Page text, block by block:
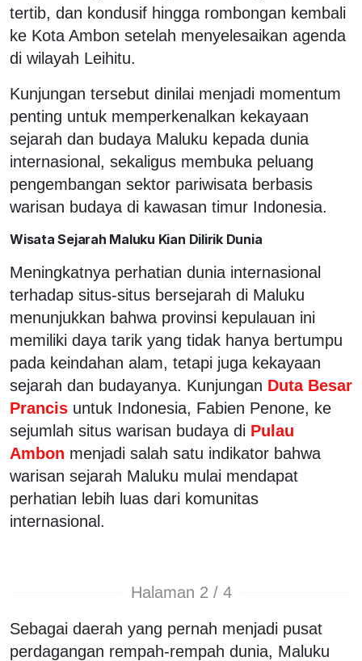
tertib, dan kondusif hingga rombongan kembali
ke Kota Ambon setelah menyelesaikan agenda
di wilayah Leihitu.
Kunjungan tersebut dinilai menjadi momentum
penting untuk memperkenalkan kekayaan
sejarah dan budaya Maluku kepada dunia
internasional, sekaligus membuka peluang
pengembangan sektor pariwisata berbasis
warisan budaya di kawasan timur Indonesia.
Wisata Sejarah Maluku Kian Dilirik Dunia
Meningkatnya perhatian dunia internasional
terhadap situs-situs bersejarah di Maluku
menunjukkan bahwa provinsi kepulauan ini
memiliki daya tarik yang tidak hanya bertumpu
pada keindahan alam, tetapi juga kekayaan
sejarah dan budayanya. Kunjungan Duta Besar
Prancis untuk Indonesia, Fabien Penone, ke
sejumlah situs warisan budaya di Pulau
Ambon menjadi salah satu indikator bahwa
warisan sejarah Maluku mulai mendapat
perhatian lebih luas dari komunitas
internasional.
Halaman 2 / 4
Sebagai daerah yang pernah menjadi pusat
perdagangan rempah-rempah dunia, Maluku